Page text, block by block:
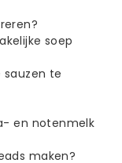
soep
te
en notenmelk
maken?